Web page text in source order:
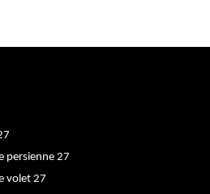
persienne 27
volet 27